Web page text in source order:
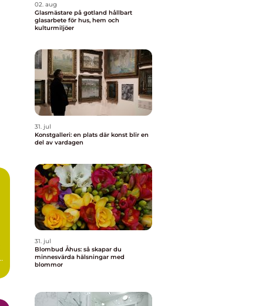
02. aug
Glasmästare på gotland hållbart
glasarbete för hus, hem och
kulturmiljöer
31. jul
Konstgalleri: en plats där konst blir en
del av vardagen
31. jul
Blombud Åhus: så skapar du
minnesvärda hälsningar med
blommor